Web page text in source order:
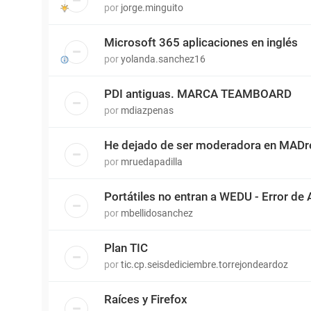
por jorge.minguito
Microsoft 365 aplicaciones en inglés
poryolanda.sanchez16
PDI antiguas. MARCA TEAMBOARD
por mdiazpenas
He dejado de ser moderadora en
por mruedapadilla
Portátiles no entran a WEDU - Error de
por mbellidosanchez
Plan TIC
portic.cp.seisdediciembre.torrejondeardoz
Raíces y Firefox